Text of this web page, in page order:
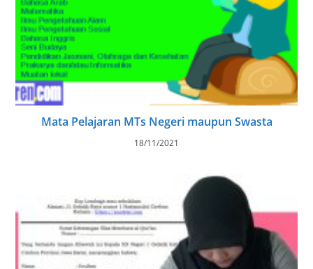
Mata Pelajaran MTs Negeri maupun Swasta
18/11/2021